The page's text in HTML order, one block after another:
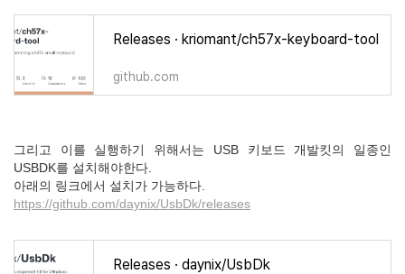
Releases · kriomant/ch57x-keyboard-tool
github.com
그리고 이를 실행하기 위해서는 USB 키보드 개발킷의 일종인
USBDK를 설치해야한다.
아래의 링크에서 설치가 가능하다.
https://github.com/daynix/UsbDk/releases
Releases · daynix/UsbDk